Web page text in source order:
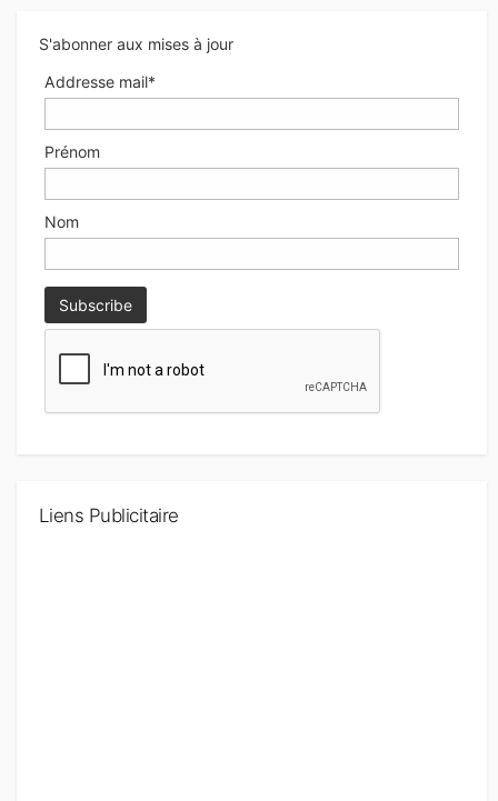
S'abonner aux mises à jour
Addresse mail*
Prénom
Nom
Liens Publicitaire